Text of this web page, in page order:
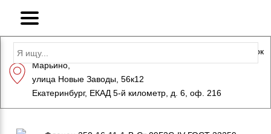
+7 (812) 600-10-15
info@eversteel.ru
Адрес: Санкт-Петербург, Петергоф, Индустриальный парк
Марьино,
улица Новые Заводы, 56к12
Екатеринбург, ЕКАД 5-й километр, д. 6, оф. 216
ЗАКАЗАТЬ ЗВОНОК